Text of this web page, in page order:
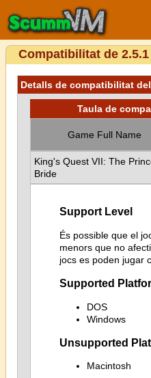
Compatibilitat de 2.5.1
Detalls de compatibilitat
Taula de
Game Full Name
King's Quest VII: The
Bride
Support Level
És possible que el
menors que no
jocs es poden jugar
Supported
DOS
Windows
Unsupported
Macintosh